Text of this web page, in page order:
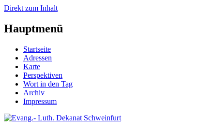
Direkt zum Inhalt
Hauptmenü
Startseite
Adressen
Karte
Perspektiven
Wort in den Tag
Archiv
Impressum